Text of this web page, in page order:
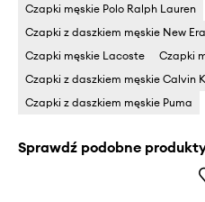
Czapki męskie Polo Ralph Lauren
Czapki z daszkiem męskie New Era
Czapki męskie Lacoste
Czapki
Czapki z daszkiem męskie Calvin
Czapki z daszkiem męskie Puma
Sprawdź podobne